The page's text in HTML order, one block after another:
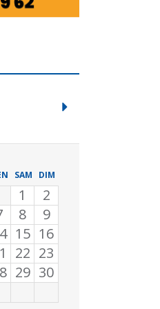
SAM DIM
1
2
8
9
15 16
22 23
29 30